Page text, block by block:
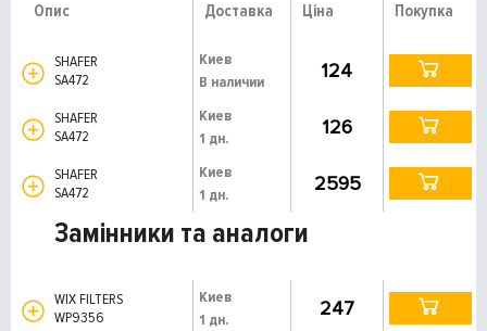
Опис Доставка Ціна Покупка
SHAFER
SA472
Киев
В наличии
124
SHAFER
SA472
Киев
1 дн.
126
SHAFER
SA472
Киев
1 дн.
2595
Замінники та аналоги
WIX FILTERS
WP9356
Киев
1 дн.
247